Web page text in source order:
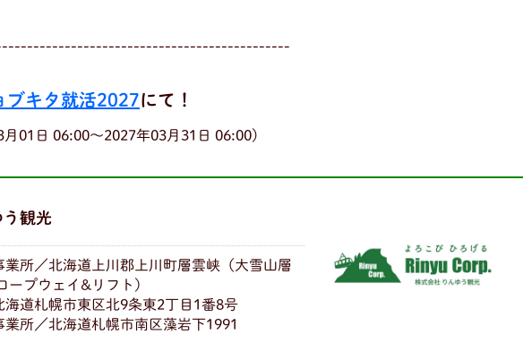
ブキタ就活2027にて！
01日 06:00〜2027年03月31日 06:00)
う観光
所／北海道上川郡上川町層雲峡（大雪山層
ープウェイ&リフト）
道札幌市東区北9条東2丁目1番8号
所／北海道札幌市南区藻岩下1991